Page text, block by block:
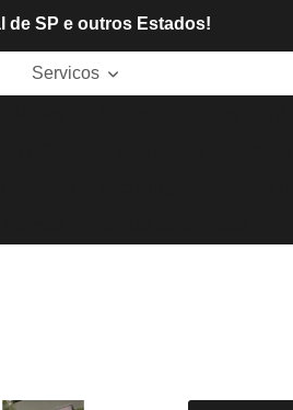
de SP e outros Estados!
Servicos